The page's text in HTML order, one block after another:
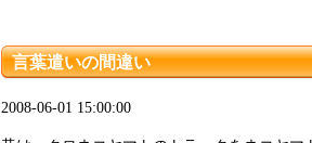
言葉遣いの間違い
2008-06-01 15:00:00